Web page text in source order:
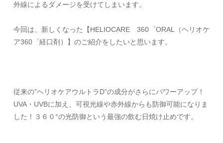
外線によるダメージを受けてしまいます。
今回は、新しくなった【HELIOCARE 360゜ORAL（ヘリオケ
ア360゜経口剤）】のご紹介をしたいと思います。
従来の”ヘリオケアウルトラD”の成分がさらにパワーアップ！
UVA・ UVBに加え、可視光線や赤外線からも防御可能になりま
した！３６０°の光防御という最強の飲む日焼け止めです。